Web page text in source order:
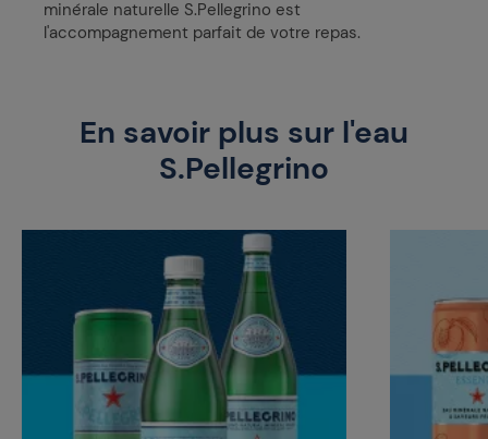
minérale naturelle S.Pellegrino est
l'accompagnement parfait de votre repas.
En savoir plus sur l'eau
S.Pellegrino